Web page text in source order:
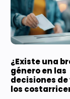
¿Existe una
género en las
decisiones
los